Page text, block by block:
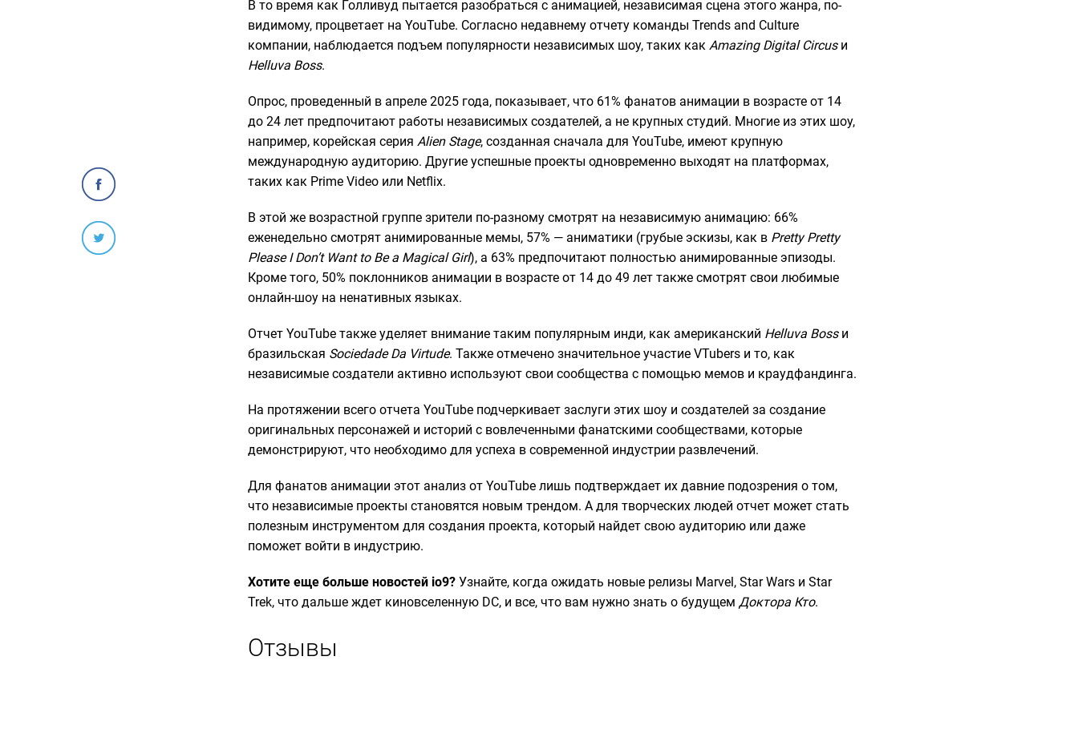
В то время как Голливуд пытается разобраться с анимацией, независимая сцена этого жанра, по-
видимому, процветает на YouTube. Согласно недавнему отчету команды Trends and Culture
компании, наблюдается подъем популярности независимых шоу, таких какAmazing Digital Circusи
Helluva Boss.
Опрос, проведенный в апреле 2025 года, показывает, что 61% фанатов анимации в возрасте от 14
до 24 лет предпочитают работы независимых создателей, а не крупных студий. Многие из этих шоу,
например, корейская серияAlien Stage, созданная сначала для YouTube, имеют крупную
международную аудиторию. Другие успешные проекты одновременно выходят на платформах,
таких как Prime Video или Netflix.
В этой же возрастной группе зрители по-разному смотрят на независимую анимацию: 66%
еженедельно смотрят анимированные мемы, 57% — аниматики (грубые эскизы, как в Pretty Pretty
Please I Don’t Want to Be a Magical Girl), а 63% предпочитают полностью анимированные эпизоды.
Кроме того, 50% поклонников анимации в возрасте от 14 до 49 лет также смотрят свои любимые
онлайн-шоу на ненативных языках.
Отчет YouTube также уделяет внимание таким популярным инди, как американский Helluva Bossи
бразильская Sociedade Da Virtude. Также отмечено значительное участие VTubers и то, как
независимые создатели активно используют свои сообщества с помощью мемов и краудфандинга.
На протяжении всего отчета YouTube подчеркивает заслуги этих шоу и создателей за создание
оригинальных персонажей и историй с вовлеченными фанатскими сообществами, которые
демонстрируют, что необходимо для успеха в современной индустрии развлечений.
Для фанатов анимации этот анализ от YouTube лишь подтверждает их давние подозрения о том,
что независимые проекты становятся новым трендом. А для творческих людей отчет может стать
полезным инструментом для создания проекта, который найдет свою аудиторию или даже
поможет войти в индустрию.
Хотите еще больше новостей io9? Узнайте, когда ожидать новые релизы Marvel, Star Wars и Star
Trek, что дальше ждет киновселенную DC, и все, что вам нужно знать о будущемДоктора Кто.
Отзывы